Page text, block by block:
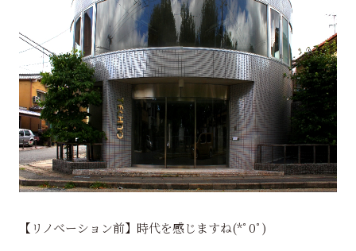
【リノベーション前】時代を感じますね(*ﾟ0ﾟ)